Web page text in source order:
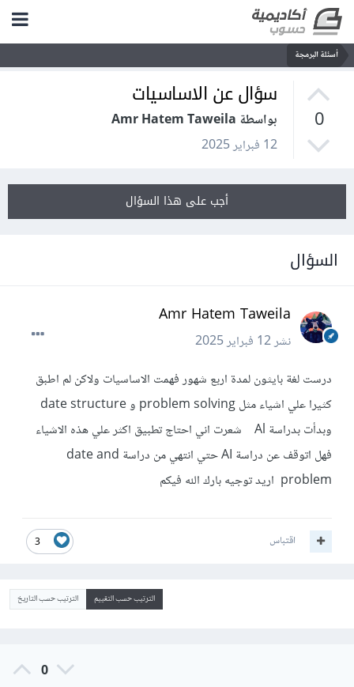
أسئلة البرمجة
0
سؤال عن الاساسيات
بواسطة Amr Hatem Taweila
12 فبراير 2025
أجب على هذا السؤال
السؤال
Amr Hatem Taweila
نشر12 فبراير 2025
درست لغة بايثون لمدة اربع شهور فهمت الاساسيات ولاكن لم اطبق
كثيرا علي اشياء مثل problem solving و date structure
وبدأت بدراسة Al شعرت اني احتاج تطبيق اكثر علي هذه الاشياء
فهل اتوقف عن دراسة AI حتي انتهي من دراسة date and
problem اريد توجيه بارك الله فيكم
3 اقتباس
الترتيب حسب التقييم الترتيب حسب التاريخ
0